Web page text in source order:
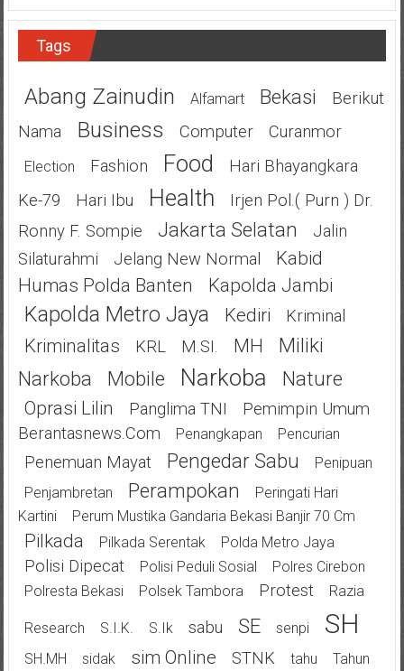
Tags
Abang Zainudin Alfamart Bekasi
Berikut
Nama
Business Computer Curanmor
Election Fashion Food
Hari Bhayangkara
Ke-79
Hari Ibu Health
Irjen Pol.( Purn ) Dr.
Ronny F. Sompie
Jakarta Selatan
Jalin
Silaturahmi
Jelang New Normal
Kabid
Humas Polda Banten
Kapolda Jambi
Kapolda Metro Jaya Kediri Kriminal
Kriminalitas KRL M.SI. MH
Miliki
Narkoba
Mobile Narkoba Nature
Oprasi Lilin Panglima TNI
Pemimpin Umum
Berantasnews.com
Penangkapan Pencurian
Penemuan Mayat Pengedar Sabu
Penipuan
Penjambretan
Perampokan
Peringati Hari
Kartini
Perum Mustika Gandaria Bekasi Banjir 70 Cm
Pilkada Pilkada Serentak Polda Metro Jaya
Polisi Dipecat Polisi Peduli Sosial
Polres Cirebon
Polresta Bekasi
Polsek Tambora Protest Razia
Research S.I.K. S.Ik Sabu SE Senpi SH
SH.MH Sidak Sim Online STNK Tahu
Tahun